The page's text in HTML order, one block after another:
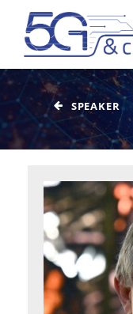
SPEAKER